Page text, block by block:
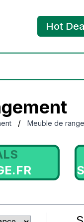
Hot
/ Meuble de